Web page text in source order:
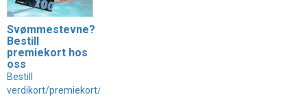
Svømmestevne?
Bestill
premiekort hos
oss
Bestill
verdikort/premiekort/gavekort